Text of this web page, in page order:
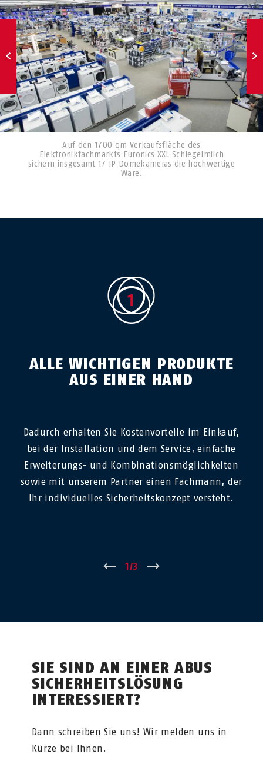
Auf den 1700 qm Verkaufsfläche des
Elektronikfachmarkts Euronics XXL Schlegelmilch
sichern insgesamt 17 IP Domekameras die hochwertige
Ware.
ALLE WICHTIGEN PRODUKTE
AUS EINER HAND
Dadurch erhalten Sie Kostenvorteile im Einkauf,
bei der Installation und dem Service, einfache
Erweiterungs- und Kombinationsmöglichkeiten
sowie mit unserem Partner einen Fachmann, der
Ihr individuelles Sicherheitskonzept versteht.
1/3
SIE SIND AN EINER ABUS
SICHERHEITSLÖSUNG
INTERESSIERT?
Dann schreiben Sie uns! Wir melden uns in
Kürze bei Ihnen.